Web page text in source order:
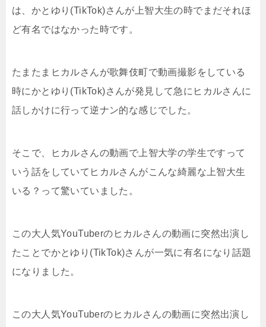
は、かとゆり(TikTok)さんが上智大生の時でまだそれほ
ど有名ではなかった時です。
たまたまヒカルさんが歌舞伎町で動画撮影をしている
時にかとゆり(TikTok)さんが発見して急にヒカルさんに
話しかけに行って逆ナン的な感じでした。
そこで、ヒカルさんの動画で上智大学の学生ですって
いう話をしていてヒカルさんがこんな綺麗な上智大生
いる？って驚いていました。
この大人気YouTuberのヒカルさんの動画に突然出演し
たことでかとゆり(TikTok)さんが一気に有名になり話題
になりました。
この大人気YouTuberのヒカルさんの動画に突然出演し